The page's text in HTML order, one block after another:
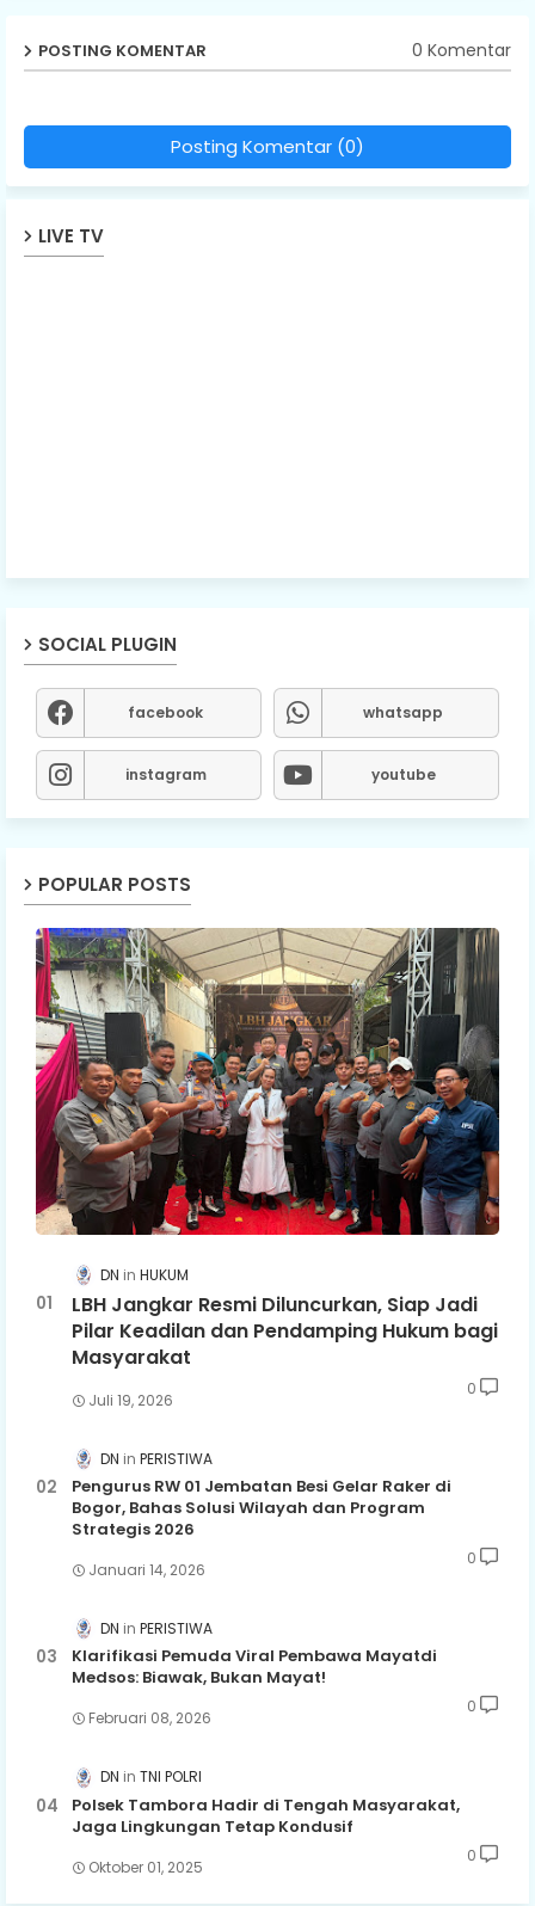
POSTING KOMENTAR 0 Komentar
Posting Komentar (0)
LIVE TV
SOCIAL PLUGIN
facebook whatsapp
instagram youtube
POPULAR POSTS
DN HUKUM
LBH Jangkar Resmi Diluncurkan, Siap Jadi
Pilar Keadilan dan Pendamping Hukum bagi
Masyarakat
Juli 19, 2026
0
DN PERISTIWA
Pengurus RW 01 Jembatan Besi Gelar Raker di
Bogor, Bahas Solusi Wilayah dan Program
Strategis 2026
Januari 14, 2026
0
DN PERISTIWA
Klarifikasi Pemuda Viral Pembawa Mayatdi
Medsos: Biawak, Bukan Mayat!
Februari 08, 2026
0
DN TNI POLRI
Polsek Tambora Hadir di Tengah Masyarakat,
Jaga Lingkungan Tetap Kondusif
Oktober 01, 2025
0